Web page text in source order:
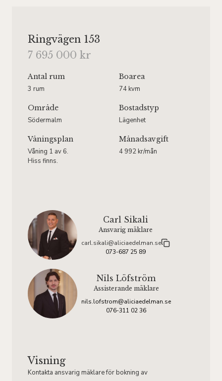
Ringvägen 153
7 695 000 kr
Antal rum
3 rum
Boarea
74 kvm
Område
Södermalm
Bostadstyp
Lägenhet
Våningsplan
Våning 1 av 6.
Hiss finns.
Månadsavgift
4 992 kr/mån
Carl Sikali
Ansvarig mäklare
carl.sikali@aliciaedelman.se
073-687 25 89
Nils Löfström
Assisterande mäklare
nils.lofstrom@aliciaedelman.se
076-311 02 36
Visning
Kontakta ansvarig mäklare för bokning av